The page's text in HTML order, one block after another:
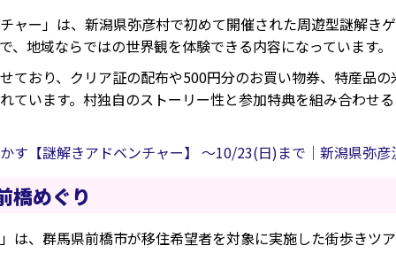
ャー」は、新潟県弥彦村で初めて開催された周遊型謎解き
地域ならではの世界観を体験できる内容になっています。
ており、クリア証の配布や500円分のお買い物券、特産品
ています。村独自のストーリー性と参加特典を組み合わせ
す【謎解きアドベンチャー】 ～10/23(日)まで｜新潟県弥彦
橋めぐり
は、群馬県前橋市が移住希望者を対象に実施した街歩きツ